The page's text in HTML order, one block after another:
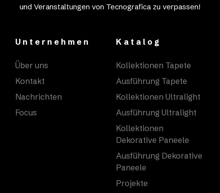
und Veranstaltungen von Tecnografica zu verpassen!
Unternehmen
Über uns
Kontakt
Nachrichten
Focus
Katalog
Kollektionen Tapete
Ausführung Tapete
Kollektionen Ultralight
Ausführung Ultralight
Kollektionen
Dekorative Paneele
Ausführung Dekorative
Paneele
Projekte